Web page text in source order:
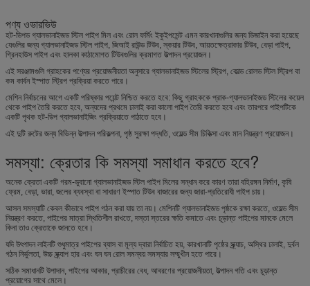
পণ্য ওভারভিউ
হট-ডিপড গ্যালভানাইজড স্টিল পাইপ মিল এবং রোল ফর্মিং ইকুইপমেন্ট এমন কারখানাগুলির জন্য ডিজাইন করা হয়েছে
যেগুলির জন্য গ্যালভানাইজড স্টিল পাইপ, জিআই রাউন্ড টিউব, স্কয়ার টিউব, আয়তক্ষেত্রাকার টিউব, বেড়া পাইপ,
গ্রিনহাউস পাইপ এবং হালকা কাঠামোগত টিউবগুলির ক্রমাগত উত্পাদন প্রয়োজন।
এই সরঞ্জামগুলি গ্রাহকের পণ্যের প্রয়োজনীয়তা অনুসারে গ্যালভানাইজড স্টিলের স্ট্রিপ, কোল্ড রোলড স্টিল স্ট্রিপ বা
কম কার্বন ইস্পাত স্ট্রিপ প্রক্রিয়া করতে পারে।
মেশিন নির্বাচনের আগে একটি পরিষ্কার পয়েন্ট নিশ্চিত করতে হবে: কিছু গ্রাহককে প্রাক-গ্যালভানাইজড স্টিলের কয়েল
থেকে পাইপ তৈরি করতে হবে, অন্যদের প্রথমে ঢালাই করা কালো পাইপ তৈরি করতে হবে এবং তারপরে পাইপটিকে
একটি পৃথক হট-ডিপ গ্যালভানাইজিং প্রক্রিয়াতে পাঠাতে হবে।
এই দুটি রুটের জন্য বিভিন্ন উত্পাদন পরিকল্পনা, পৃষ্ঠ সুরক্ষা পদ্ধতি, ওয়েল্ড সীম চিকিত্সা এবং মান নিয়ন্ত্রণ প্রয়োজন।
সমস্যা: ক্রেতার কি সমস্যা সমাধান করতে হবে?
অনেক ক্রেতা একটি গরম-ডুবানো গ্যালভানাইজড স্টিল পাইপ মিলের সন্ধান করে কারণ তারা বহিরঙ্গন নির্মাণ, কৃষি
ফ্রেম, বেড়া, ভারা, জলের ব্যবস্থা বা সাধারণ ইস্পাত টিউব বাজারের জন্য জারা-প্রতিরোধী পাইপ চায়।
আসল সমস্যাটি কেবল কীভাবে পাইপ গঠন করা যায় তা নয়। মেশিনটি গ্যালভানাইজড পৃষ্ঠকে রক্ষা করতে, ওয়েল্ড সীম
নিয়ন্ত্রণ করতে, পাইপের মাত্রা স্থিতিশীল রাখতে, দস্তা স্তরের ক্ষতি কমাতে এবং চূড়ান্ত পাইপের মানকে মেলে
কিনা তাও ক্রেতাকে জানতে হবে।
যদি উৎপাদন লাইনটি শুধুমাত্র পাইপের ব্যাস বা মূল্য দ্বারা নির্বাচিত হয়, কারখানাটি পৃষ্ঠের স্ক্র্যাচ, অস্থির ঢালাই, দুর্বল
গঠন নির্ভুলতা, উচ্চ স্ক্র্যাপ হার এবং ঘন ঘন রোল সমন্বয় সমস্যার সম্মুখীন হতে পারে।
সঠিক সমাধানটি উপাদান, পাইপের আকার, প্রাচীরের বেধ, আবরণের প্রয়োজনীয়তা, উত্পাদন গতি এবং চূড়ান্ত
প্রয়োগের সাথে মেলে।